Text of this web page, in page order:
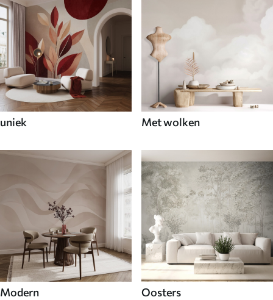
uniek Met wolken
Modern Oosters